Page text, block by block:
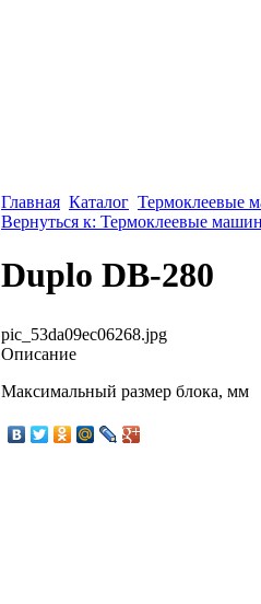
Главная Каталог Термоклеевые
Вернуться к: Термоклеевые
Duplo DB-280
pic_53da09ec06268.jpg
Описание
Максимальный размер блока, мм